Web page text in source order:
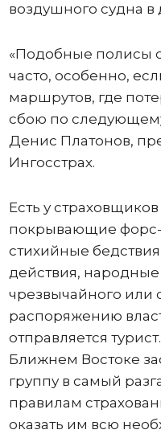
воздушного судна в
«Подобные полисы
часто, особенно,
маршрутов, где
сбою по
Денис Платонов,
Ингосстрах.
Есть у
покрывающие
стихийные
действия,
чрезвычайного или
распоряжению
отправляется
Ближнем Востоке
группу в самый
правилам
оказать им всю